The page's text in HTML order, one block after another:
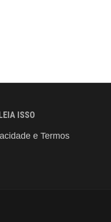
ISSO
e Termos